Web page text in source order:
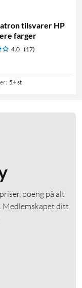
tilsvarer HP
farger
4.0 (17)
: 5+ st
poeng på alt
Medlemskapet ditt